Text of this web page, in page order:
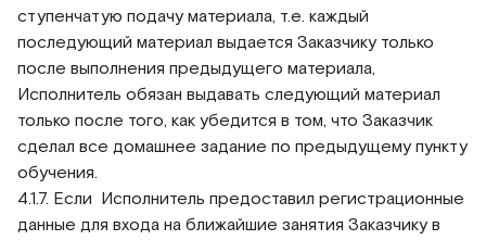
ступенчатую подачу материала, т.е. каждый
последующий материал выдается Заказчику только
после выполнения предыдущего материала,
Исполнитель обязан выдавать следующий материал
только после того, как убедится в том, что Заказчик
сделал все домашнее задание по предыдущему пункту
обучения.
4.1.7. Если Исполнитель предоставил регистрационные
данные для входа на ближайшие занятия Заказчику в